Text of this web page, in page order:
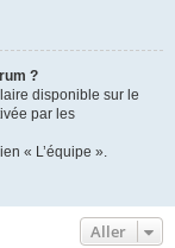
?
disponible sur le
par les
« L’équipe ».
Aller